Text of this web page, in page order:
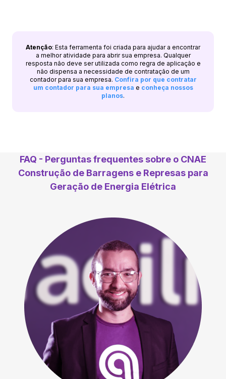
Atenção: Esta ferramenta foi criada para ajudar a encontrar
a melhor atividade para abrir sua empresa. Qualquer
resposta não deve ser utilizada como regra de aplicação e
não dispensa a necessidade de contratação de um
contador para sua empresa. Confira por que contratar
um contador para sua empresa e conheça nossos
planos.
FAQ - Perguntas frequentes sobre o CNAE
Construção de Barragens e Represas para
Geração de Energia Elétrica